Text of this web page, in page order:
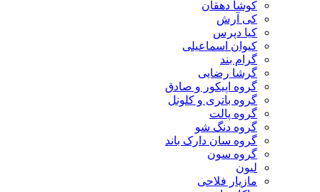
کوشا دهقان
کی آرش
کیا دپرس
کیوان اسماعیلی
گرام بند
گرشا رضایی
گروه اپیکور و صادق
گروه باتری و کلونل
گروه پالت
گروه دنگ شو
گروه سان دارک باند
گروه سون
لیون
مازیار فلاحی